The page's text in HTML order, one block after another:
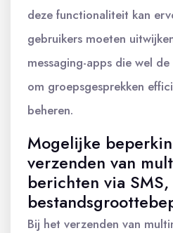
deze functionaliteit kan
gebruikers moeten
messaging-apps die wel
om groepsgesprekken
beheren.
Mogelijke
verzenden van
berichten via SMS,
Bij het verzenden van